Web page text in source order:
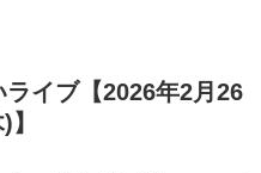
イブ【2026年2月26
】